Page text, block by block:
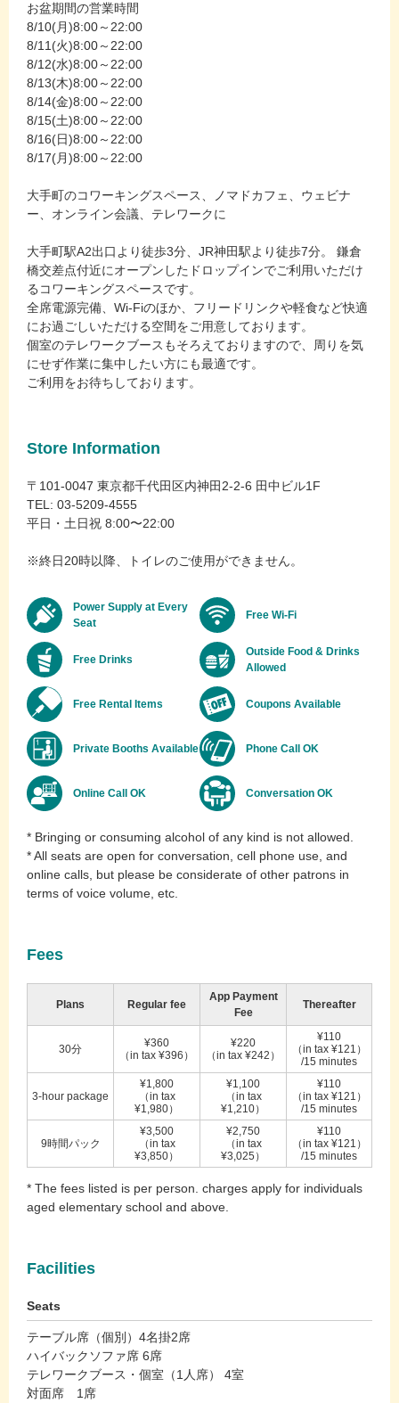
お盆期間の営業時間
8/10(月)8:00～22:00
8/11(火)8:00～22:00
8/12(水)8:00～22:00
8/13(木)8:00～22:00
8/14(金)8:00～22:00
8/15(土)8:00～22:00
8/16(日)8:00～22:00
8/17(月)8:00～22:00
大手町のコワーキングスペース、ノマドカフェ、ウェビナ
ー、オンライン会議、テレワークに
大手町駅A2出口より徒歩3分、JR神田駅より徒歩7分。 鎌倉
橋交差点付近にオープンしたドロップインでご利用いただけ
るコワーキングスペースです。
全席電源完備、Wi-Fiのほか、フリードリンクや軽食など快適
にお過ごしいただける空間をご用意しております。
個室のテレワークブースもそろえておりますので、周りを気
にせず作業に集中したい方にも最適です。
ご利用をお待ちしております。
Store Information
〒101-0047 東京都千代田区内神田2-2-6 田中ビル1F
TEL: 03-5209-4555
平日・土日祝 8:00〜22:00
※終日20時以降、トイレのご使用ができません。
Power Supply at Every
Seat
Free Wi-Fi
Free Drinks
Outside Food & Drinks
Allowed
Free Rental Items Coupons Available
Private Booths Available Phone Call OK
Online Call OK Conversation OK
* Bringing or consuming alcohol of any kind is not allowed.
* All seats are open for conversation, cell phone use, and
online calls, but please be considerate of other patrons in
terms of voice volume, etc.
Fees
Plans Regular fee
App Payment
Fee
Thereafter
30分
¥360
（in tax ¥396）
¥220
（in tax ¥242）
¥110
（in tax ¥121）
/15 minutes
3-hour package
¥1,800
（in tax
¥1,980）
¥1,100
（in tax
¥1,210）
¥110
（in tax ¥121）
/15 minutes
9時間パック
¥3,500
（in tax
¥3,850）
¥2,750
（in tax
¥3,025）
¥110
（in tax ¥121）
/15 minutes
* The fees listed is per person. charges apply for individuals
aged elementary school and above.
Facilities
Seats
テーブル席（個別）4名掛2席
ハイバックソファ席 6席
テレワークブース・個室（1人席） 4室
対面席 1席